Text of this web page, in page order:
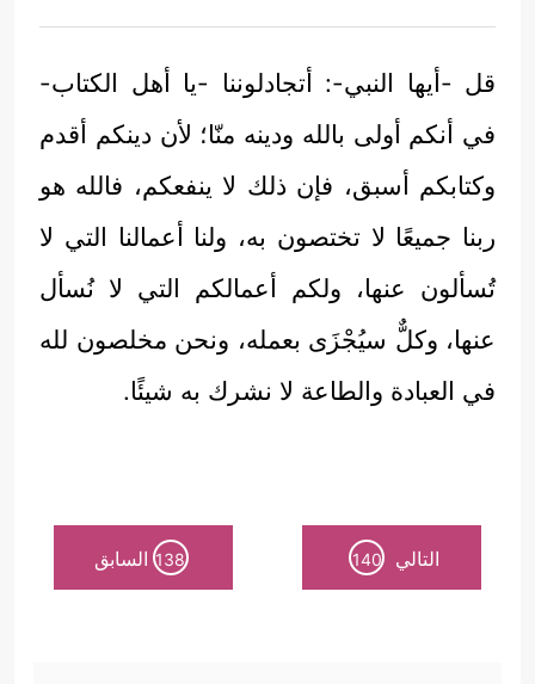
قل -أيها النبي-: أتجادلوننا -يا أهل الكتاب-
في أنكم أولى بالله ودينه منّا؛ لأن دينكم أقدم
وكتابكم أسبق، فإن ذلك لا ينفعكم، فالله هو
ربنا جميعًا لا تختصون به، ولنا أعمالنا التي لا
تُسألون عنها، ولكم أعمالكم التي لا نُسأل
عنها، وكلٌّ سيُجْزَى بعمله، ونحن مخلصون لله
في العبادة والطاعة لا نشرك به شيئًا.
التالي 140
138 السابق